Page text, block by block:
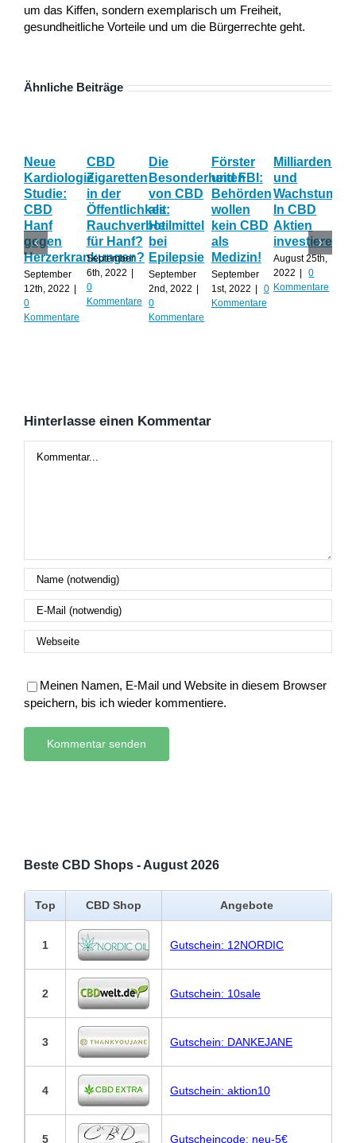
um das Kiffen, sondern exemplarisch um Freiheit,
gesundheitliche Vorteile und um die Bürgerrechte geht.
Ähnliche Beiträge
Neue
Kardiologie
Studie:
CBD
Hanf
gegen
Herzerkrankungen?
September
12th, 2022
0
Kommentare
CBD
Zigaretten
in der
Öffentlichkeit:
Rauchverbot
für Hanf?
September
6th, 2022
0
Kommentare
Die
Besonderheiten
von CBD
als
Heilmittel
bei
Epilepsie
September
2nd, 2022
0
Kommentare
Förster
und FBI:
Behörden
wollen
kein CBD
als
Medizin!
September
1st, 2022
0
Kommentare
und
Wachstum:
In CBD
Aktien
investieren?
August 25th,
2022
0
Kommentare
Hinterlasse einen Kommentar
Meinen Namen, E-Mail und Website in diesem Browser
speichern, bis ich wieder kommentiere.
Beste CBD Shops - August 2026
Top CBD Shop Angebote
1 Gutschein: 12NORDIC
2 Gutschein: 10sale
3 Gutschein: DANKEJANE
4 Gutschein: aktion10
5 Gutscheincode: neu-5€